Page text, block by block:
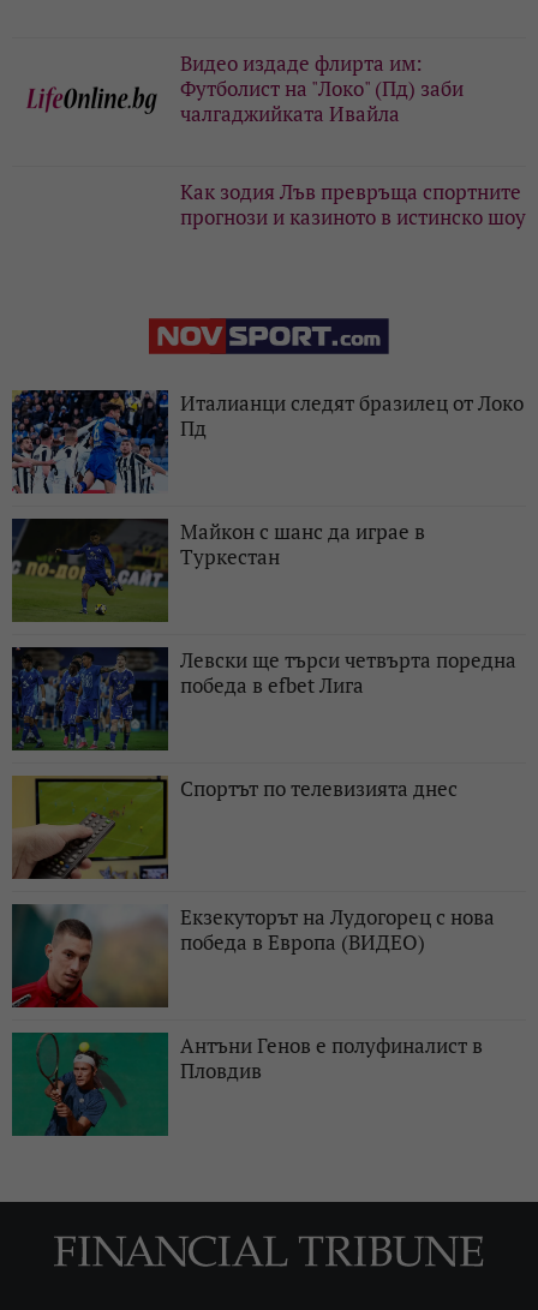
Видео издаде флирта им:
Футболист на "Локо" (Пд) заби
чалгаджийката Ивайла
Как зодия Лъв превръща спортните
прогнози и казиното в истинско шоу
Италианци следят бразилец от Локо
Пд
Майкон с шанс да играе в
Туркестан
Левски ще търси четвърта поредна
победа в efbet Лига
Спортът по телевизията днес
Екзекуторът на Лудогорец с нова
победа в Европа (ВИДЕО)
Антъни Генов е полуфиналист в
Пловдив